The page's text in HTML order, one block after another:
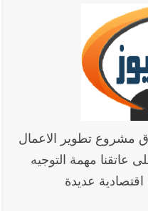
اللبنانية تنفذ أوامر رام
إيران من ضربة قوية...
ما دامت التهديدات مستمرّة
مشروع تطوير الاعمال
عاتقنا مهمة التوجيه
عديدة